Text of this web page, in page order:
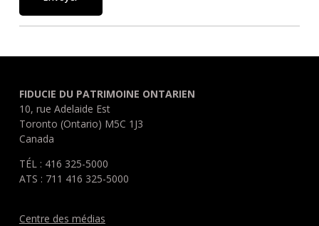
FIDUCIE DU PATRIMOINE ONTARIEN
10, rue Adelaide Est
Toronto (Ontario) M5C 1J3
Canada
TÉL : 416 325-5000
ATS : 711 416 325-5000
Centre des médias